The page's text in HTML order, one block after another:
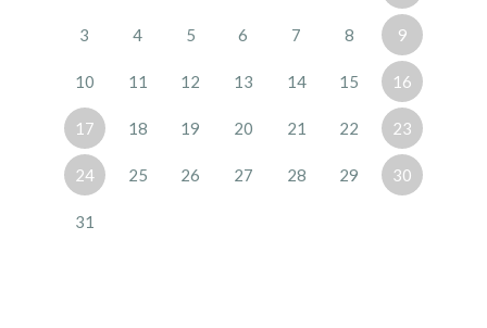
3 4 5 6 7 8 9
10 11 12 13 14 15 16
17 18 19 20 21 22 23
24 25 26 27 28 29 30
31